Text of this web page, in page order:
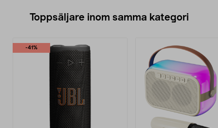
Toppsäljare inom samma kategori
-41%